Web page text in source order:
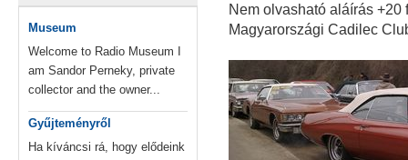
Museum
Welcome to Radio Museum I
am Sandor Perneky, private
collector and the owner...
Gyűjteményről
Ha kíváncsi rá, hogy elődeink
Nem olvasható aláírás +20
Magyarországi Cadilec